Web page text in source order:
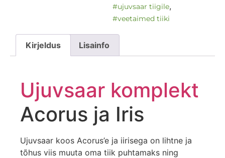
#ujuvsaar tiigile,
#veetaimed tiiki
Kirjeldus Lisainfo
Ujuvsaar komplekt
Acorus ja Iris
Ujuvsaar koos Acorus’e ja iirisega on lihtne ja
tõhus viis muuta oma tiik puhtamaks ning